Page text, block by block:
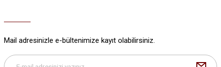
Mail adresinizle e-bültenimize kayıt olabilirsiniz.